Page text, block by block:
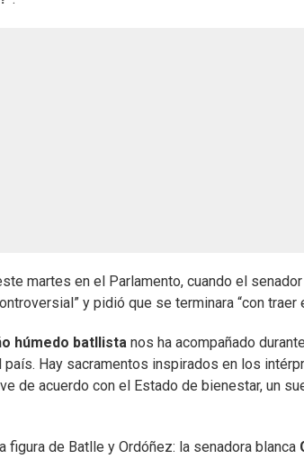
martes en el Parlamento, cuando el
y pidió que se terminara “con
húmedo batllista nos ha acompañado
Hay sacramentos inspirados en los
de acuerdo con el Estado de bienestar, un
figura de Batlle y Ordóñez: la senadora blanca